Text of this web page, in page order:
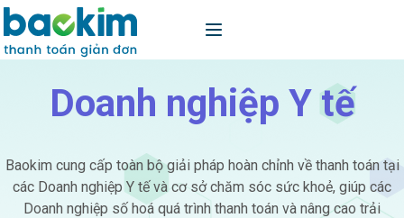
Doanh nghiệp Y tế
Baokim cung cấp toàn bộ giải pháp hoàn chỉnh về thanh toán tại
các Doanh nghiệp Y tế và cơ sở chăm sóc sức khoẻ, giúp các
Doanh nghiệp số hoá quá trình thanh toán và nâng cao trải